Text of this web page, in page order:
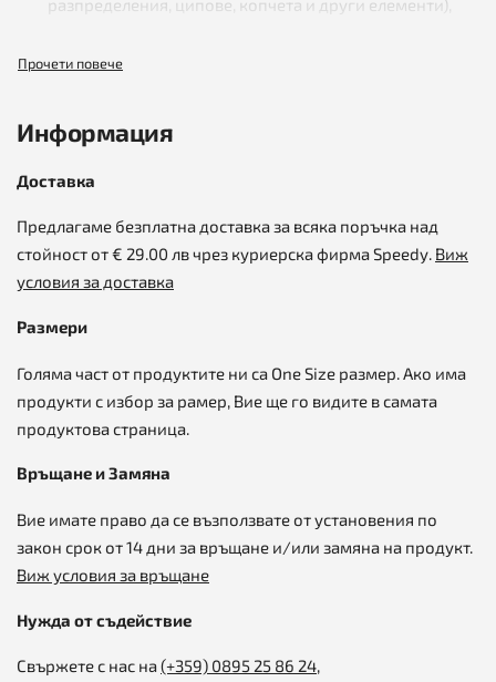
разпределения, ципове, копчета и други елементи),
уточняват срок и цена за изработка!
кожа
Информация
Доставка
Предлагаме безплатна доставка за всяка поръчка над
стойност от € 29.00 лв чрез куриерска фирма Speedy. Виж
условия за доставка
Размери
Голяма част от продуктите ни са One Size размер. Ако има
продукти с избор за рамер, Вие ще го видите в самата
продуктова страница.
Връщане и Замяна
Вие имате право да се възползвате от установения по
закон срок от 14 дни за връщане и/или замяна на продукт.
Виж условия за връщане
Нужда от съдействие
Свържете с нас на(+359) 0895 25 86 24,